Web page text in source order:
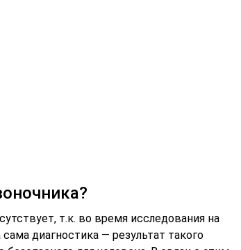
т.к. во время исследования на
диагностика — результат такого